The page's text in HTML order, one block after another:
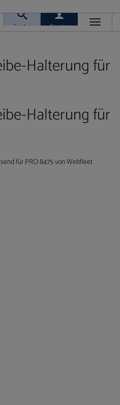
Suche Berater
Toggle
Halterung für
Halterung für
für PRO 8475 von Webfleet